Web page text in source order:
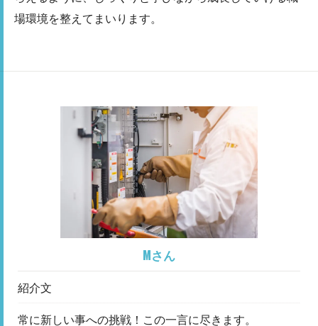
場環境を整えてまいります。
Mさん
紹介文
常に新しい事への挑戦！この一言に尽きます。